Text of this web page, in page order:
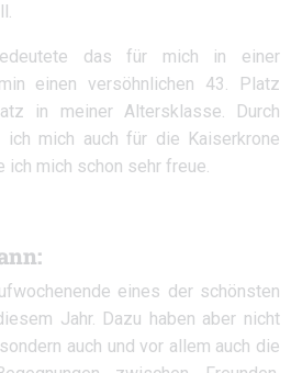
das für mich in einer
einen versöhnlichen 43. Platz
in meiner Altersklasse. Durch
mich auch für die Kaiserkrone
mich schon sehr freue.
eines der schönsten
Jahr. Dazu haben aber nicht
auch und vor allem auch die